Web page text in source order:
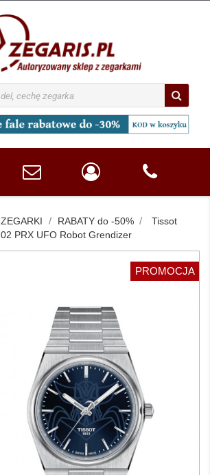
ZEGARKI RABATY do -50%
Tissot
PRX UFO Robot Grendizer
PROMOCJA